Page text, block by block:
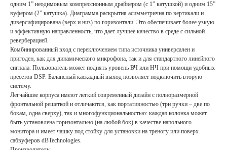
одним 1” неодимовым компрессионным драйвером (с 1” катушкой) и одним 15”
вуфером (2” катушка). Диаграмма раскрытия асимметрична по вертикали и
диверсифицирована (верх и низ) по горизонтали. Это обеспечивает более узкую
и эффективную направленность, что дает лучшее качество в среде с сильной
реверберацией.
Комбинированный вход с переключением типа источника универсален и
пригоден, как для динамического микрофона, так и для стандартного линейного
сигнала. Пользователь может поднять уровень ВЧ или НЧ при помощи удобных
пресетов DSP. Балансный каскадный выход позволяет подключить вторую
систему.
Легчайшие корпуса имеют легкий современный дизайн с полноразмерной
фронтальной решеткой и отличаются, как портативностью (три ручки – две по
бокам, одна сверху), так и многофункциональностью: каждая колонка может
быть установлена горизонтально (на любой бок) в качестве напольного
монитора и имеет чашку под стойку для установки на треногу или поверх
сабвуферов dBTechnologies.